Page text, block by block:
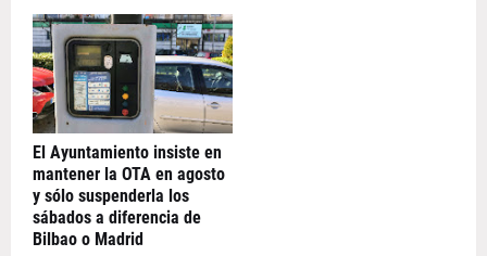
El Ayuntamiento insiste en
mantener la OTA en agosto
y sólo suspenderla los
sábados a diferencia de
Bilbao o Madrid